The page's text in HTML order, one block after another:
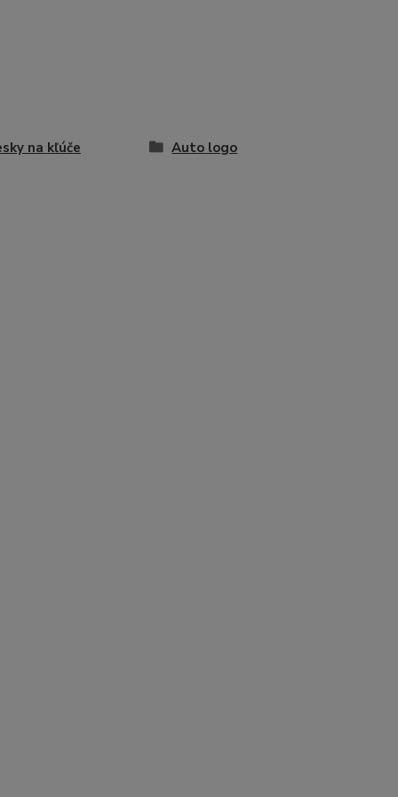
na kľúče Auto logo